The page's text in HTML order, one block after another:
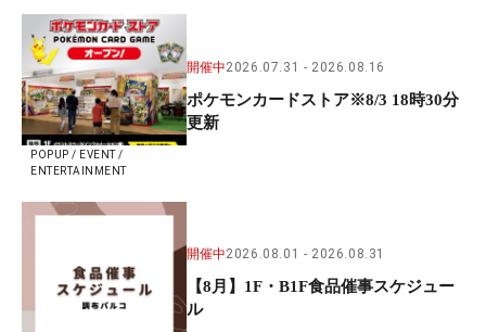
POPUP / EVENT /
ENTERTAINMENT
開催中2026.07.31 2026.08.16
ポケモンカードストア※8/3 18時30分
更新
開催中2026.08.01 2026.08.31
【8月】1F・B1F食品催事スケジュー
ル